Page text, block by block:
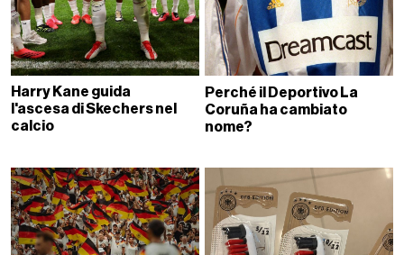
Harry Kane guida
l'ascesa di Skechers nel
calcio
Perché il Deportivo La
Coruña ha cambiato
nome?